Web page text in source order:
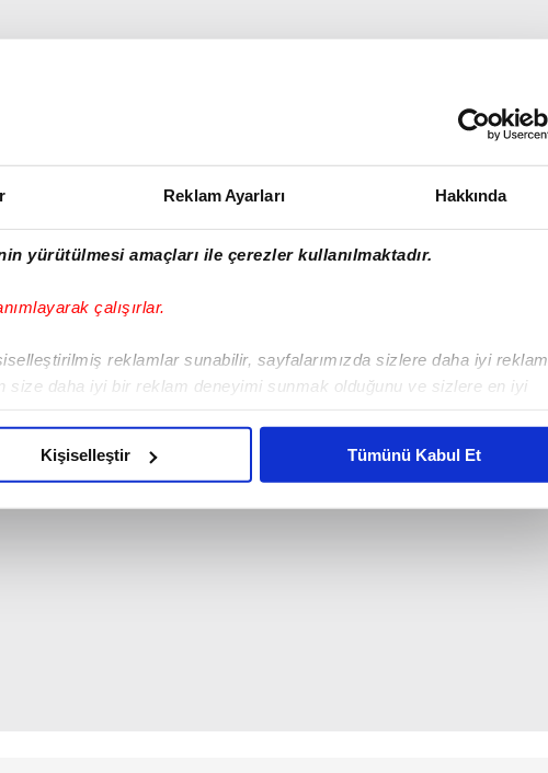
Reklam Ayarları Hakkında
yürütülmesi amaçları ile çerezler kullanılmaktadır.
çalışırlar.
reklamlar sunabilir, sayfalarımızda sizlere daha iyi reklam
size daha iyi bir reklam deneyimi sunmak olduğunu ve sizlere en iyi
Kişiselleştir Tümünü Kabul Et